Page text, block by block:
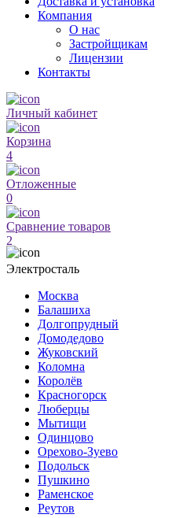
Компания
О нас
Застройщикам
Лицензии
Контакты
Личный кабинет
Корзина
4
Отложенные
0
Сравнение товаров
2
Электросталь
Москва
Балашиха
Долгопрудный
Домодедово
Жуковский
Коломна
Королёв
Красногорск
Люберцы
Мытищи
Одинцово
Орехово-Зуево
Подольск
Пушкино
Раменское
Реутов